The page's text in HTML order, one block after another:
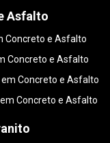
Asfalto
Concreto e Asfalto
Concreto e Asfalto
Concreto e Asfalto
Concreto e Asfalto